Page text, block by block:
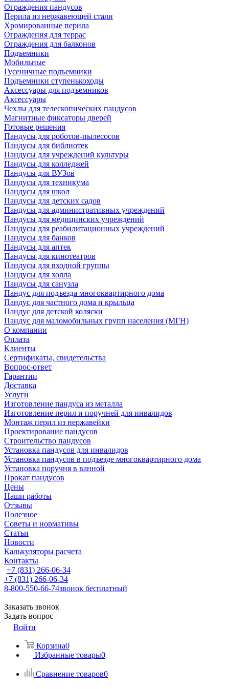
Ограждения пандусов
Перила из нержавеющей стали
Хромированные перила
Ограждения для террас
Ограждения для балконов
Подъемники
Мобильные
Гусеничные подъемники
Подъемники ступенькоходы
Аксессуары для подъемников
Аксессуары
Чехлы для телескопических пандусов
Магнитные фиксаторы дверей
Готовые решения
Пандусы для роботов-пылесосов
Пандусы для библиотек
Пандусы для учреждений культуры
Пандусы для колледжей
Пандусы для ВУЗов
Пандусы для техникума
Пандусы для школ
Пандусы для детских садов
Пандусы для административных учреждений
Пандусы для медицинских учреждений
Пандусы для реабилитационных учреждений
Пандусы для банков
Пандусы для аптек
Пандусы для кинотеатров
Пандусы для входной группы
Пандусы для холла
Пандусы для санузла
Пандус для подъезда многоквартирного дома
Пандус для частного дома и крыльца
Пандус для детской коляски
Пандус для маломобильных групп населения (МГН)
О компании
Оплата
Клиенты
Сертификаты, свидетельства
Вопрос-ответ
Гарантии
Доставка
Услуги
Изготовление пандуса из металла
Изготовление перил и поручней для инвалидов
Монтаж перил из нержавейки
Проектирование пандусов
Строительство пандусов
Установка пандусов для инвалидов
Установка пандусов в подъезде многоквартирного дома
Установка поручня в ванной
Прокат пандусов
Цены
Наши работы
Отзывы
Полезное
Советы и нормативы
Статьи
Новости
Калькуляторы расчета
Контакты
+7 (831) 266-06-34
+7 (831) 266-06-34
8-800-550-66-74звонок бесплатный
Заказать звонок
Задать вопрос
Войти
Корзина0
Избранные товары0
Сравнение товаров0